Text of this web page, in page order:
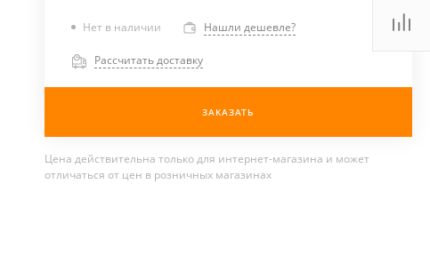
Нет в наличии Нашли дешевле?
Рассчитать доставку
ЗАКАЗАТЬ
Цена действительна только для интернет-магазина и может
отличаться от цен в розничных магазинах